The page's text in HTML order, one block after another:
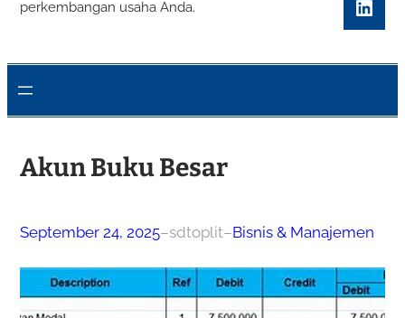
perkembangan usaha Anda.
Akun Buku Besar
September 24, 2025–sdtoplit–Bisnis & Manajemen